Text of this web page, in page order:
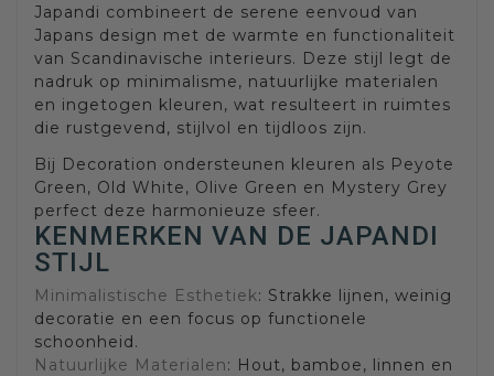
Japandi combineert de serene eenvoud van
Japans design met de warmte en functionaliteit
van Scandinavische interieurs. Deze stijl legt de
nadruk op minimalisme, natuurlijke materialen
en ingetogen kleuren, wat resulteert in ruimtes
die rustgevend, stijlvol en tijdloos zijn.
Bij Decoration ondersteunen kleuren als Peyote
Green, Old White, Olive Green en Mystery Grey
perfect deze harmonieuze sfeer.
KENMERKEN VAN DE JAPANDI
STIJL
Minimalistische Esthetiek: Strakke lijnen, weinig
decoratie en een focus op functionele
schoonheid.
Natuurlijke Materialen: Hout, bamboe, linnen en